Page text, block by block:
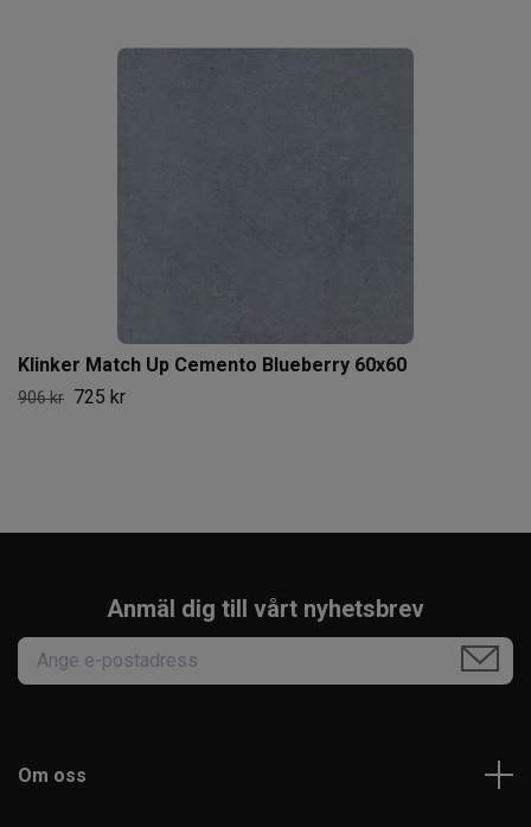
Klinker Match Up Cemento Blueberry 60x60
906 kr 725 kr
Anmäl dig till vårt nyhetsbrev
Om oss